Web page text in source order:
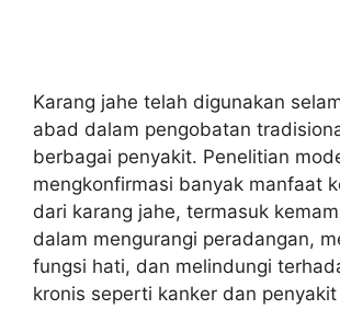
Karang jahe telah digunakan
abad dalam pengobatan
berbagai penyakit. Penelitian
mengkonfirmasi banyak manfaat
dari karang jahe, termasuk
dalam mengurangi peradangan,
fungsi hati, dan melindungi
kronis seperti kanker dan